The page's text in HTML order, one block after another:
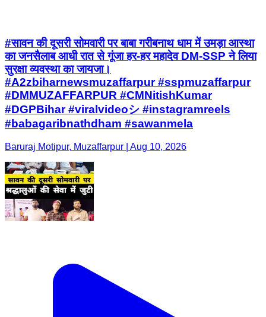
#सावन की दूसरी सोमवारी पर बाबा गरीबनाथ धाम में उमड़ा आस्था
का जनसैलाब आधी रात से गूंजा हर-हर महादेव DM-SSP ने लिया
सुरक्षा व्यवस्था का जायजा।
#A2zbiharnewsmuzaffarpur #sspmuzaffarpur
#DMMUZAFFARPUR #CMNitishKumar
#DGPBihar #viralvideoシ #instagramreels
#babagaribnathdham #sawanmela
Baruraj Motipur, Muzaffarpur | Aug 10, 2026